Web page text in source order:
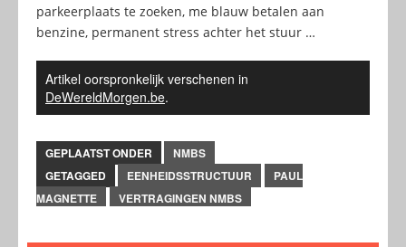
parkeerplaats te zoeken, me blauw betalen aan
benzine, permanent stress achter het stuur …
Artikel oorspronkelijk verschenen in
DeWereldMorgen.be.
GEPLAATST ONDER
NMBS
GETAGGED
EENHEIDSSTRUCTUUR
PAUL
MAGNETTE
VERTRAGINGEN NMBS